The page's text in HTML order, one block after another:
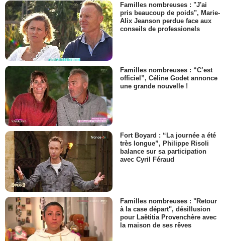
Familles nombreuses : "J'ai
pris beaucoup de poids", Marie-
Alix Jeanson perdue face aux
conseils de professionels
Familles nombreuses : “C’est
officiel”, Céline Godet annonce
une grande nouvelle !
Fort Boyard : “La journée a été
très longue”, Philippe Risoli
balance sur sa participation
avec Cyril Féraud
Familles nombreuses : "Retour
à la case départ", désillusion
pour Laëtitia Provenchère avec
la maison de ses rêves